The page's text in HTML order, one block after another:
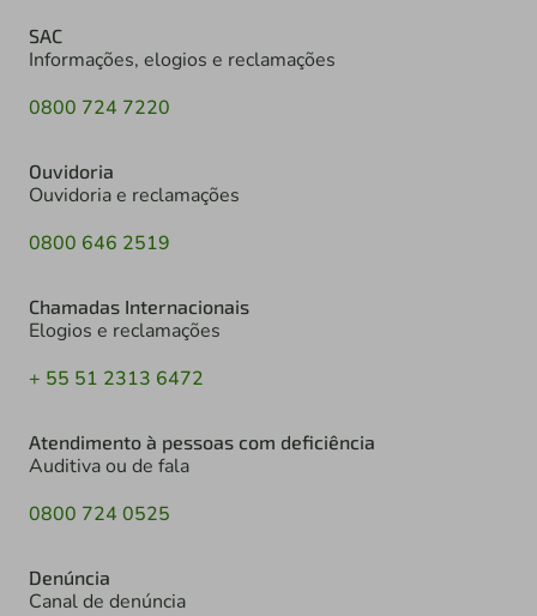
SAC
Informações, elogios e reclamações
0800 724 7220
Ouvidoria
Ouvidoria e reclamações
0800 646 2519
Chamadas Internacionais
Elogios e reclamações
+ 55 51 2313 6472
Atendimento à pessoas com deficiência
Auditiva ou de fala
0800 724 0525
Denúncia
Canal de denúncia